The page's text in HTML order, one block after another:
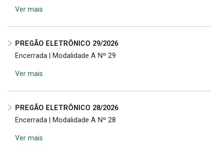
Ver mais
PREGÃO ELETRÔNICO 29/2026
Encerrada | Modalidade A Nº 29
Ver mais
PREGÃO ELETRÔNICO 28/2026
Encerrada | Modalidade A Nº 28
Ver mais